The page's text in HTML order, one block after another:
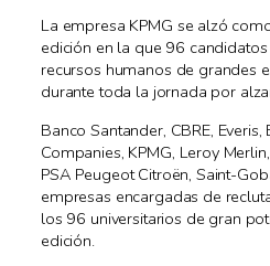
La empresa KPMG se alzó
edición en la que 96
recursos humanos de grandes
durante toda la jornada por
Banco Santander, CBRE, Everis,
Companies, KPMG, Leroy
PSA Peugeot Citroën, Saint-
empresas encargadas de
los 96 universitarios de gran
edición.